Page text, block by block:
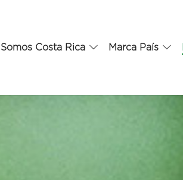
Somos Costa Rica Marca País